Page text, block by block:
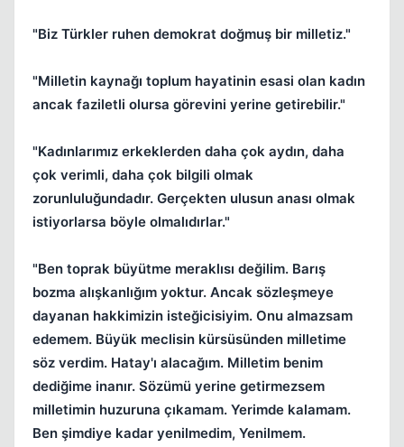
"Biz Türkler ruhen demokrat doğmuş bir milletiz."
"Milletin kaynağı toplum hayatinin esasi olan kadın
ancak faziletli olursa görevini yerine getirebilir."
"Kadınlarımız erkeklerden daha çok aydın, daha
çok verimli, daha çok bilgili olmak
zorunluluğundadır. Gerçekten ulusun anası olmak
istiyorlarsa böyle olmalıdırlar."
"Ben toprak büyütme meraklısı değilim. Barış
bozma alışkanlığım yoktur. Ancak sözleşmeye
dayanan hakkimizin isteğicisiyim. Onu almazsam
edemem. Büyük meclisin kürsüsünden milletime
söz verdim. Hatay'ı alacağım. Milletim benim
dediğime inanır. Sözümü yerine getirmezsem
milletimin huzuruna çıkamam. Yerimde kalamam.
Ben şimdiye kadar yenilmedim, Yenilmem.